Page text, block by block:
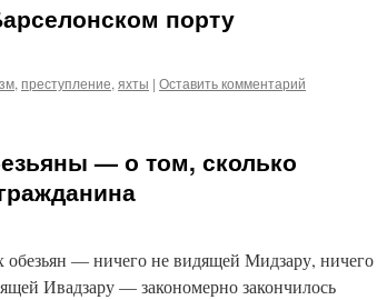
порту
, преступление, яхты | Оставить комментарий
— о том, сколько
обезьян — ничего не видящей Мидзару, ничего
Ивадзару — закономерно закончилось